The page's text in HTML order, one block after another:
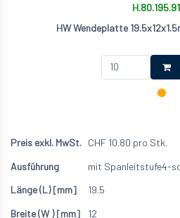
HW Wendeplatte
CHF 10.80 pro Stk.
mit Spanleitstufe4-
19.5
12